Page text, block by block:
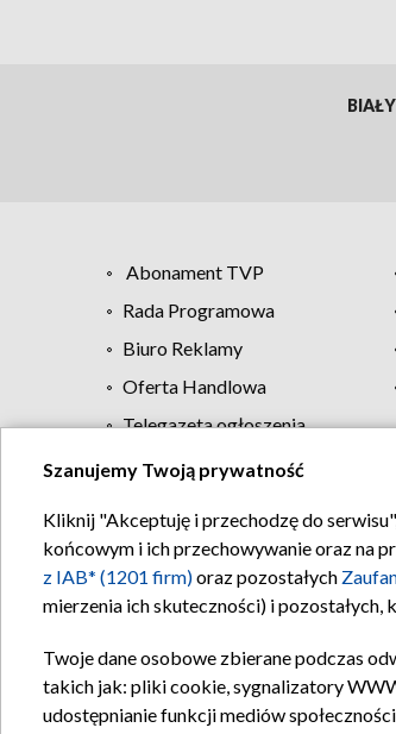
Abonament TVP
Rada Programowa
Biuro Reklamy
Oferta Handlowa
Telegazeta ogłoszenia
Szanujemy Twoją prywatność
Kliknij "Akceptuję i przechodzę do
końcowym i ich przechowywanie oraz na
z IAB* (1201 firm)oraz pozostałych
mierzenia ich skuteczności) i
Twoje dane osobowe zbierane podczas
takich jak: pliki cookie, sygnalizatory
udostępnianie funkcji mediów